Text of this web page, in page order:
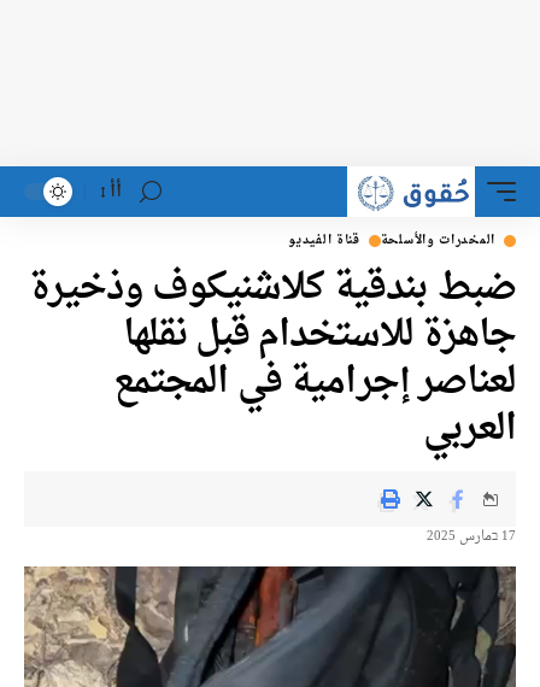
أأ
المخدرات والأسلحة قناة الفيديو
ضبط بندقية كلاشنيكوف وذخيرة
جاهزة للاستخدام قبل نقلها
لعناصر إجرامية في المجتمع
العربي
17 בمارس 2025